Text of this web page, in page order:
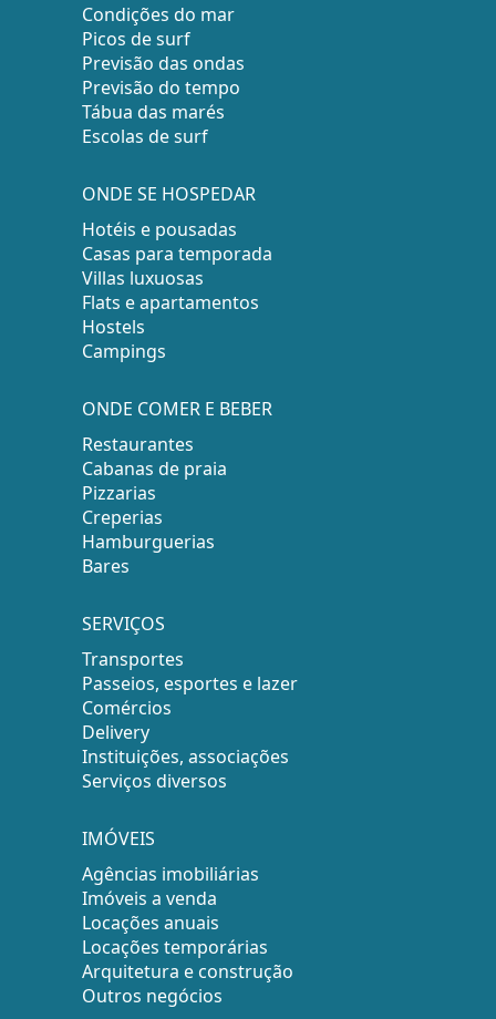
Condições do mar
Picos de surf
Previsão das ondas
Previsão do tempo
Tábua das marés
Escolas de surf
ONDE SE HOSPEDAR
Hotéis e pousadas
Casas para temporada
Villas luxuosas
Flats e apartamentos
Hostels
Campings
ONDE COMER E BEBER
Restaurantes
Cabanas de praia
Pizzarias
Creperias
Hamburguerias
Bares
SERVIÇOS
Transportes
Passeios, esportes e lazer
Comércios
Delivery
Instituições, associações
Serviços diversos
IMÓVEIS
Agências imobiliárias
Imóveis a venda
Locações anuais
Locações temporárias
Arquitetura e construção
Outros negócios